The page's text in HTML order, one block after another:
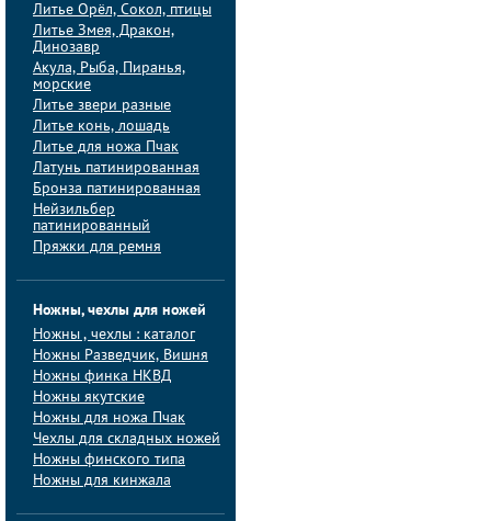
Литье Орёл, Сокол, птицы
Литье Змея, Дракон,
Динозавр
Акула, Рыба, Пиранья,
морские
Литье звери разные
Литье конь, лошадь
Литье для ножа Пчак
Латунь патинированная
Бронза патинированная
Нейзильбер
патинированный
Пряжки для ремня
Ножны, чехлы для ножей
Ножны , чехлы : каталог
Ножны Разведчик, Вишня
Ножны финка НКВД
Ножны якутские
Ножны для ножа Пчак
Чехлы для складных ножей
Ножны финского типа
Ножны для кинжала